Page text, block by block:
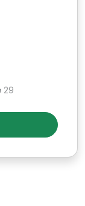
29